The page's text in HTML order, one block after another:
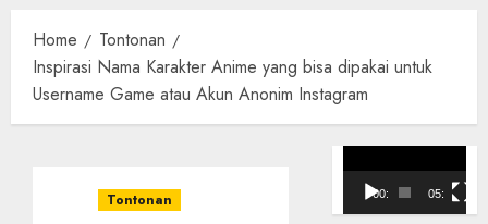
Home
Tontonan
Inspirasi Nama Karakter Anime yang bisa dipakai untuk
Username Game atau Akun Anonim Instagram
Tontonan
Video
00:00 05:10